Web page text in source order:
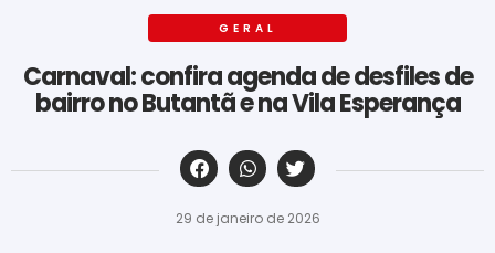
GERAL
Carnaval: confira agenda de desfiles de
bairro no Butantã e na Vila Esperança
‎ ‎ ‎ ‎ ‎ ‎ ‎ ‎ ‎ ‎ ‎ ‎ ‎ ‎ ‎ ‎ ‎ ‎ ‎ ‎ ‎ ‎ ‎ ‎ ‎ ‎ ‎ ‎ ‎ ‎ ‎
29 de janeiro de 2026